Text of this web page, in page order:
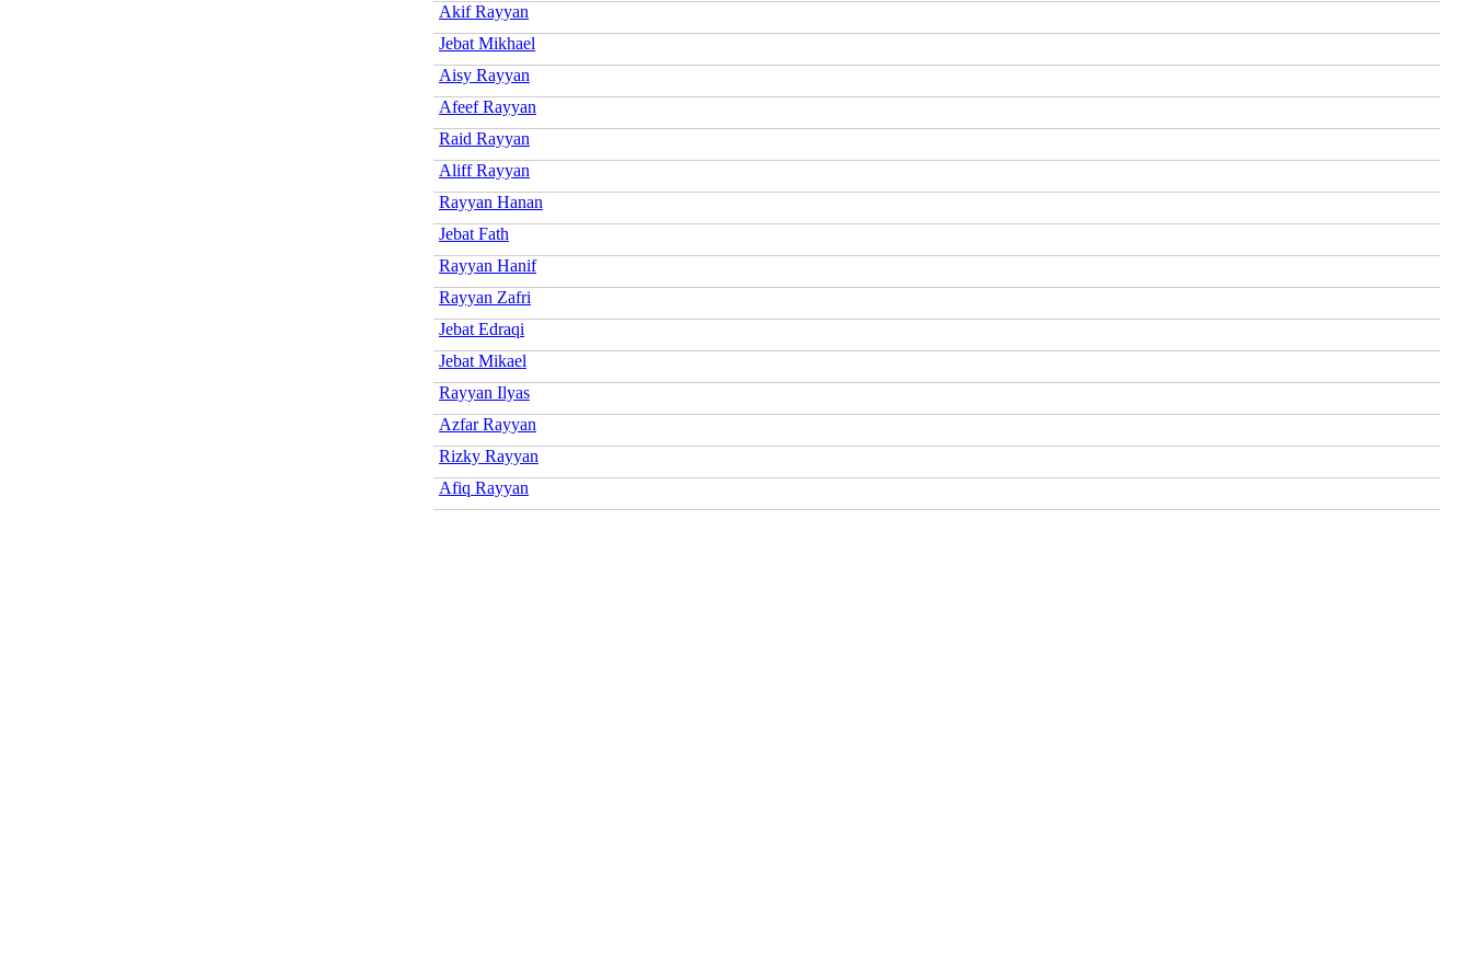
Akif Rayyan
Jebat Mikhael
Aisy Rayyan
Afeef Rayyan
Raid Rayyan
Aliff Rayyan
Rayyan Hanan
Jebat Fath
Rayyan Hanif
Rayyan Zafri
Jebat Edraqi
Jebat Mikael
Rayyan Ilyas
Azfar Rayyan
Rizky Rayyan
Afiq Rayyan